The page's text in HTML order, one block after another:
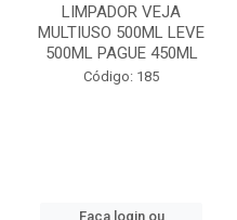
LIMPADOR VEJA
MULTIUSO 500ML LEVE
500ML PAGUE 450ML
Código: 185
Faça login ou